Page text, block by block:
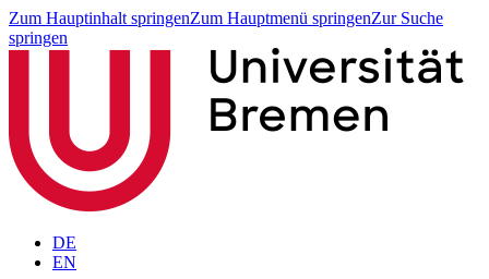
Zum Hauptinhalt springenZum Hauptmenü springenZur Suche
springen
DE
EN